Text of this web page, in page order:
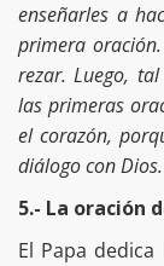
enseñarles a
primera
rezar. Luego,
las primeras
el corazón,
diálogo con Dios.
5.- La oración
El Papa